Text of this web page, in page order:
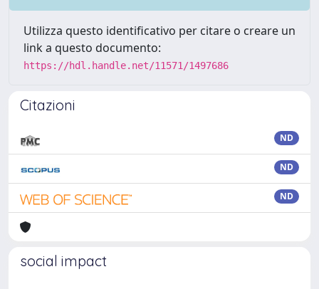
Utilizza questo identificativo per citare o creare un
link a questo documento:
https://hdl.handle.net/11571/1497686
Citazioni
ND
ND
ND
social impact